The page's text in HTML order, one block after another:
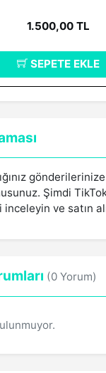
1.500,00 TL
SEPETE EKLE
Şimdi
ve satın
(0 Yorum)